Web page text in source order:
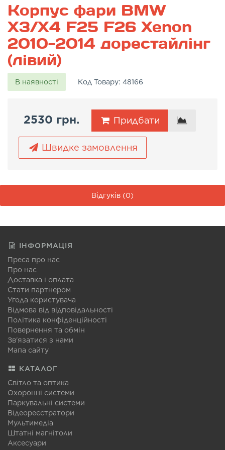
Корпус фари BMW
X3/X4 F25 F26 Xenon
2010-2014 дорестайлінг
(лівий)
В наявності Код Товару: 48166
2530 грн. Придбати
Швидке замовлення
Відгуків (0)
ІНФОРМАЦІЯ
Преса про нас
Про нас
Доставка і оплата
Стати партнером
Угода користувача
Відмова від відповідальності
Політика конфіденційності
Повернення та обмін
Зв'язатися з нами
Мапа сайту
КАТАЛОГ
Світло та оптика
Охоронні системи
Паркувальні системи
Відеореєстратори
Мультимедіа
Штатні магнітоли
Аксесуари